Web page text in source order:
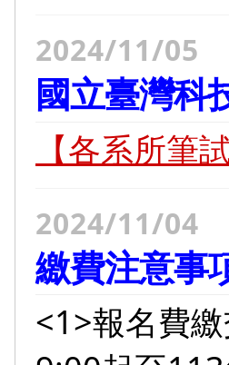
2024/11/05
國立臺灣科
【各系所筆
2024/11/04
繳費注意事
<1>報名費